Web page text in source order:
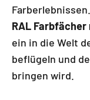
RAL
ein in die Welt
beflügeln und
bringen wird.